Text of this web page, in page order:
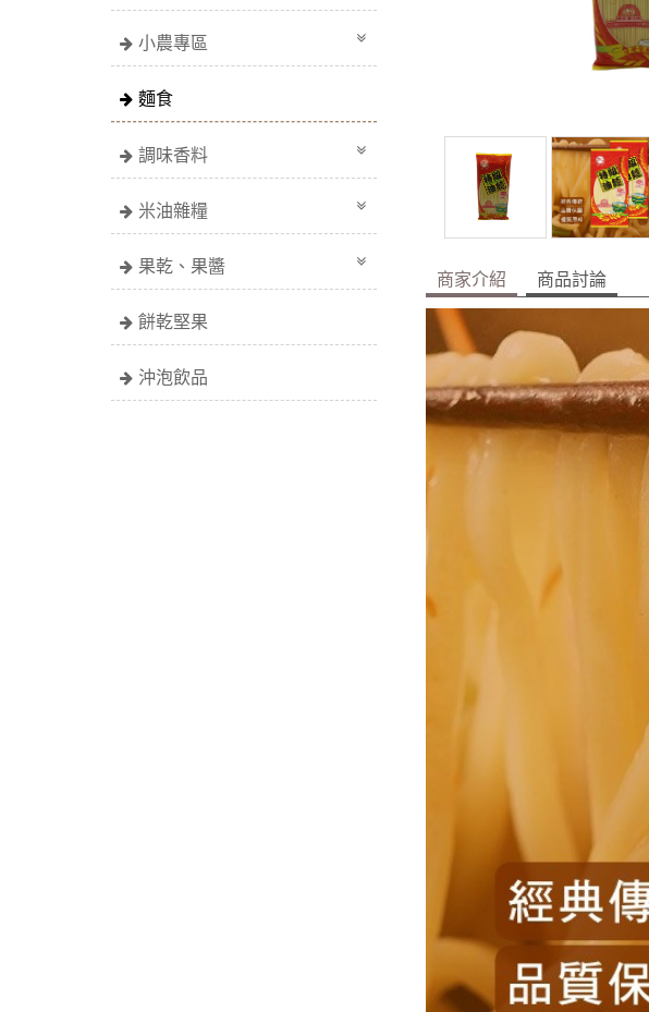
小農專區
麵食
調味香料
米油雜糧
果乾、果醬
餅乾堅果
沖泡飲品
商家介紹 商品討論